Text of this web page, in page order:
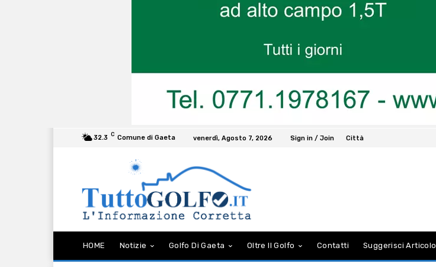
32.3 C Comune di Gaeta venerdì, Agosto 7, 2026 Sign in / Join Città
HOME Notizie Golfo Di Gaeta Oltre Il Golfo Contatti Suggerisci Articolo